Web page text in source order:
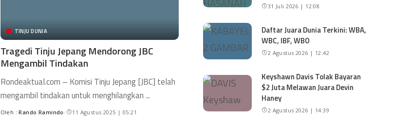
TINJU DUNIA
Tragedi Tinju Jepang Mendorong JBC
Mengambil Tindakan
Rondeaktual.com – Komisi Tinju Jepang [JBC] telah
mengambil tindakan untuk menghilangkan...
Oleh : Rando Ramindo 11 Agustus 2025 | 05:21
31 Juli 2026 | 12:08
Daftar Juara Dunia Terkini: WBA,
WBC, IBF, WBO
2 Agustus 2026 | 12:42
Keyshawn Davis Tolak Bayaran
$2 Juta Melawan Juara Devin
Haney
2 Agustus 2026 | 14:39